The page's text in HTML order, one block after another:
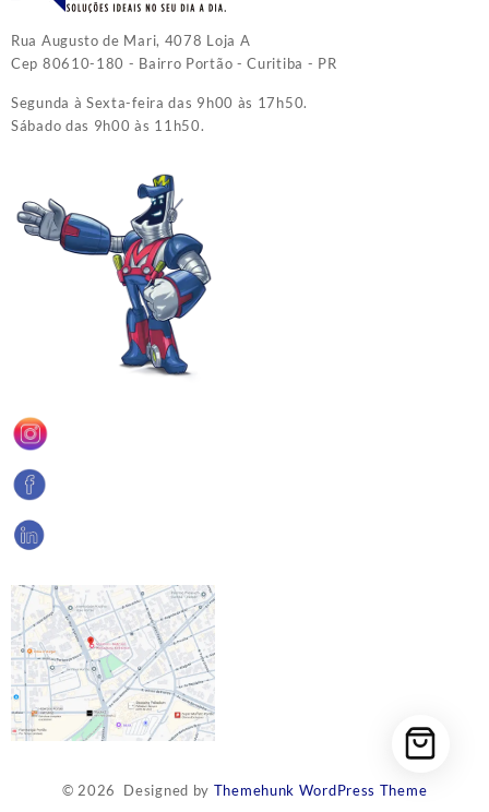
Rua Augusto de Mari, 4078 Loja A
Cep 80610-180 - Bairro Portão - Curitiba - PR
Segunda à Sexta-feira das 9h00 às 17h50.
Sábado das 9h00 às 11h50.
© 2026 Designed by Themehunk WordPress Theme